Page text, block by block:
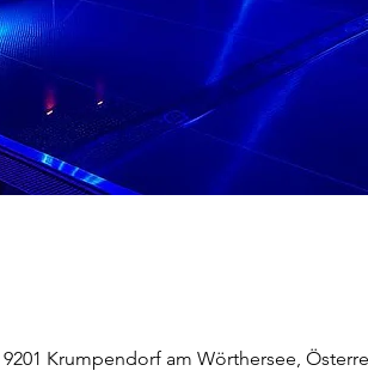
Krumpendorf am Wörthersee,